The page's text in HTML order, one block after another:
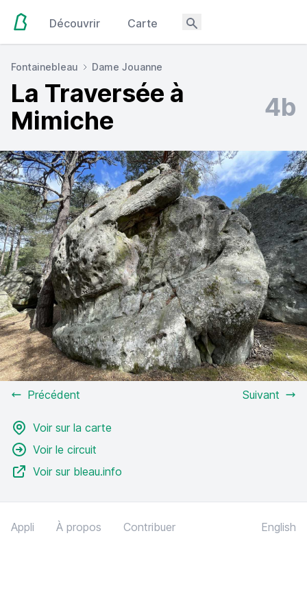
Découvrir Carte
Fontainebleau Dame Jouanne
La Traversée à
Mimiche
4b
Précédent Suivant
Voir sur la carte
Voir le circuit
Voir sur bleau.info
Appli À propos Contribuer English